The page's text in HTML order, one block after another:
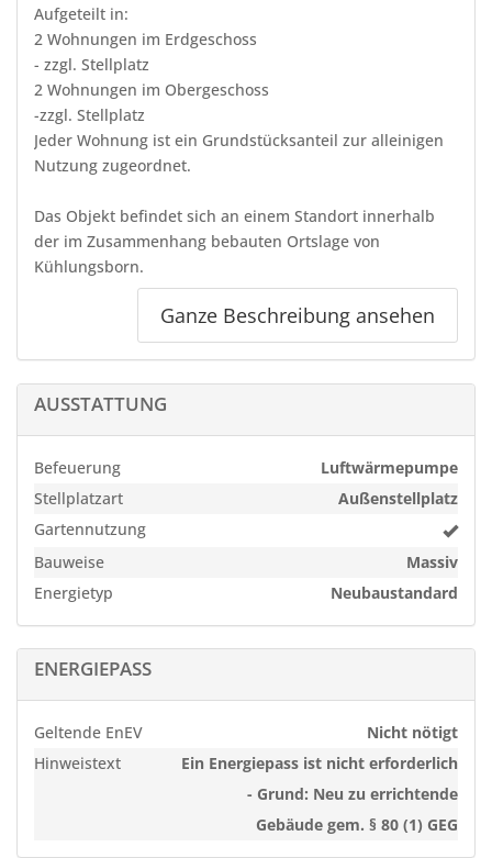
Aufgeteilt in:
2 Wohnungen im Erdgeschoss
- zzgl. Stellplatz
2 Wohnungen im Obergeschoss
-zzgl. Stellplatz
Jeder Wohnung ist ein Grundstücksanteil zur alleinigen
Nutzung zugeordnet.
Das Objekt befindet sich an einem Standort innerhalb
der im Zusammenhang bebauten Ortslage von
Kühlungsborn.
Der Baukörper ist 2-geschossig mit Walmdach gestaltet.
Rohbau
Das Gebäude ist nicht unterkellert, in den Wohnungen
werden Abstellräume und Standorte für
Waschmaschinen vorgesehen.
Dach
Die Dacheindeckung des Wohnhauses erfolgt mit einer
Ton-/Ziegeleindeckung in anthrazit.
Heizung
Es wird eine Luft-Wärmepumpe eingebaut, die die
Versorgung mit Wärme und Warmwasser sicherstellt.
Die Beheizung der Räume erfolgt über eine
Fußbodenheizung mit elektronischer
Die Bäder werden mit Handtuchhaltern/-Heizkörpern
ausgestattet, die elektrisch beheizt werden.
Ganze Beschreibung ansehen
AUSSTATTUNG
Befeuerung
Luftwärmepumpe
Stellplatzart
Außenstellplatz
Gartennutzung
Bauweise
Massiv
Energietyp
Neubaustandard
ENERGIEPASS
Geltende EnEV
Nicht nötigt
Hinweistext
Ein Energiepass ist nicht erforderlich
- Grund: Neu zu errichtende
Gebäude gem. § 80 (1) GEG